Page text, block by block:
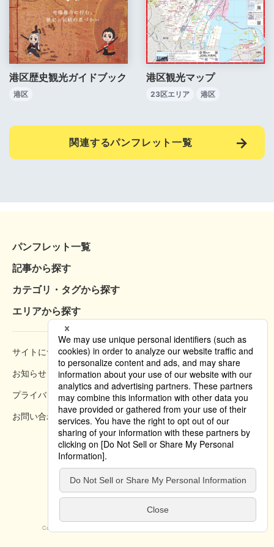
港区歴史観光ガイドブック
港区
港区観光マップ
23区エリア 港区
関連するパンフレット一覧
パンフレット一覧
記事から探す
カテゴリ・タグから探す
エリアから探す
サイトについて 閲覧方法
お知らせ 掲載規約
プライバシーポリシー クッキーポリシー
お問い合わせ 掲載方法のご案内
Copyright © 2019 Tokyo Convention & Visitors Bureau. All rights reserved.